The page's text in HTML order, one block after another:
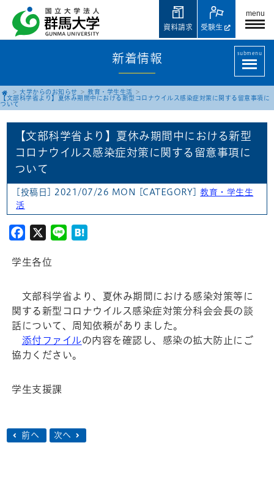
menu
受験生
資料請求
新着情報 submenu
大学からのお知らせ
教育・学生生活
【文部科学省より】夏休み期間中における新型コロナウイルス感染症対策に関する留意事項に
ついて
【文部科学省より】夏休み期間中における新型
コロナウイルス感染症対策に関する留意事項に
ついて
[投稿日] 2021/07/26 MON [CATEGORY] 教育・学生生
活
Facebook
X Line
学生各位
文部科学省より、夏休み期間における感染対策等に
関する新型コロナウイルス感染症対策分科会会長の談
話について、周知依頼がありました。
添付ファイルの内容を確認し、感染の拡大防止にご
協力ください。
学生支援課
前へ 次へ